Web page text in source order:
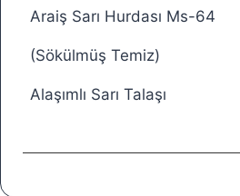
Araiş Sarı Hurdası Ms-64
(Sökülmüş Temiz)
Alaşımlı Sarı Talaşı